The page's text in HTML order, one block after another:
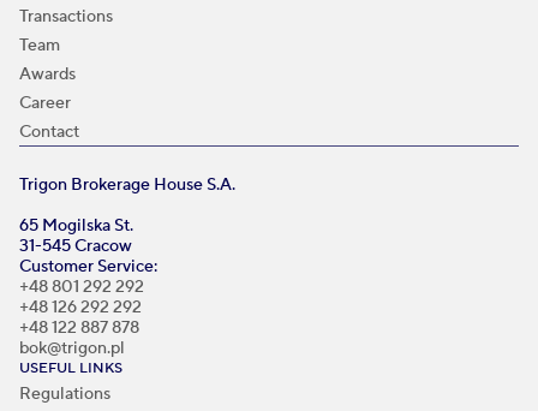
Transactions
Team
Awards
Career
Contact
Trigon Brokerage House S.A.
65 Mogilska St.
31-545 Cracow
Customer Service:
+48 801 292 292
+48 126 292 292
+48 122 887 878
bok@trigon.pl
USEFUL LINKS
Regulations